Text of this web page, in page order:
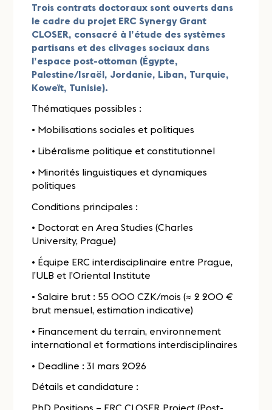
Trois contrats doctoraux sont ouverts dans
le cadre du projet ERC Synergy Grant
CLOSER, consacré à l’étude des systèmes
partisans et des clivages sociaux dans
l’espace post-ottoman (Égypte,
Palestine/Israël, Jordanie, Liban, Turquie,
Koweït, Tunisie).
Thématiques possibles :
• Mobilisations sociales et politiques
• Libéralisme politique et constitutionnel
• Minorités linguistiques et dynamiques
politiques
Conditions principales :
• Doctorat en Area Studies (Charles
University, Prague)
• Équipe ERC interdisciplinaire entre Prague,
l’ULB et l’Oriental Institute
• Salaire brut : 55 000 CZK/mois (≈ 2 200 €
brut mensuel, estimation indicative)
• Financement du terrain, environnement
international et formations interdisciplinaires
• Deadline : 31 mars 2026
Détails et candidature :